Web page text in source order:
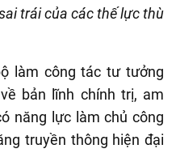
trái của các thế lực thù
làm công tác tư tưởng
bản lĩnh chính trị, am
năng lực làm chủ công
truyền thông hiện đại